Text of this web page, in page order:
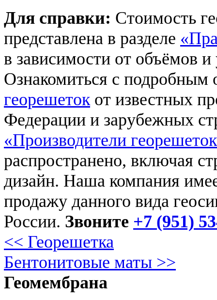
Для справки: Стоимость
представлена в разделе
в зависимости от объёмов и
Ознакомиться с подробным
георешеток от известных
Федерации и зарубежных
«Производители
распространено, включая
дизайн. Наша компания
продажу данного вида
России. Звоните +7 (951)
<< Георешетка
Бентонитовые маты >>
Геомембрана